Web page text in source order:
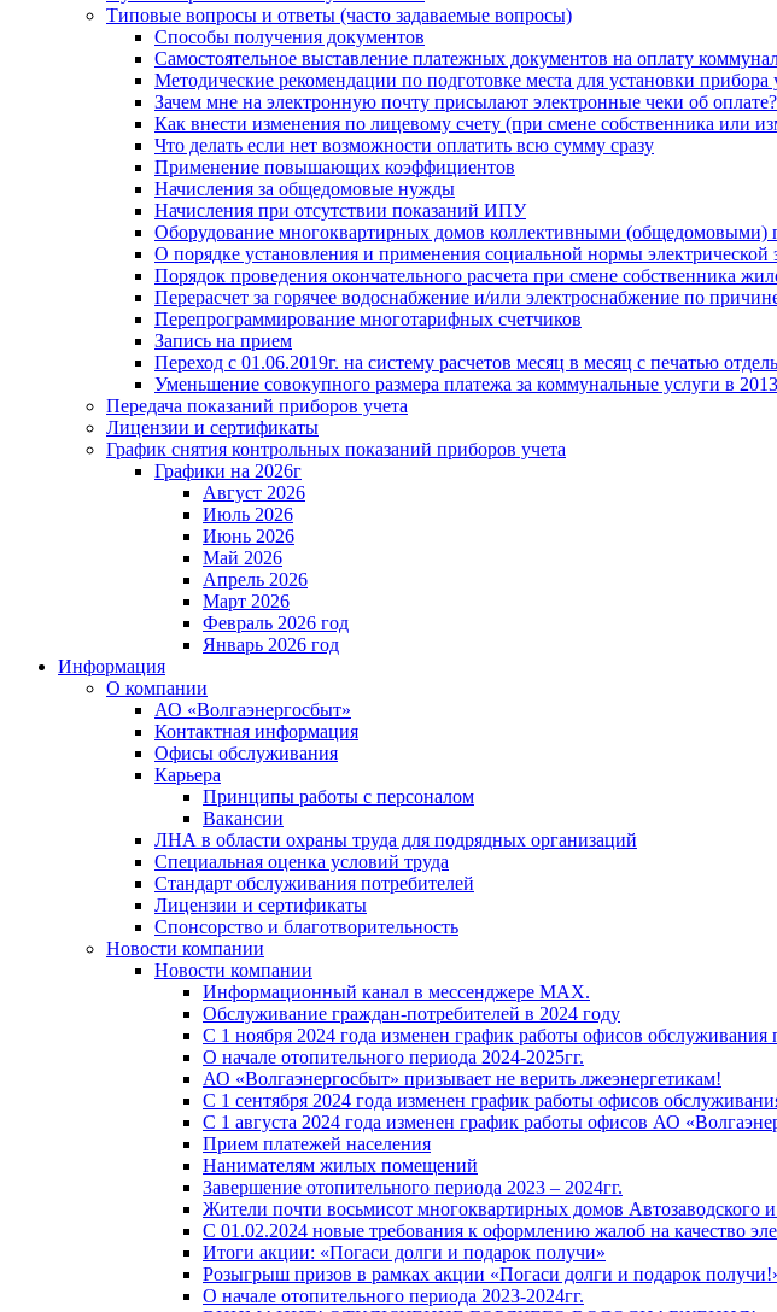
Типовые вопросы и ответы (часто задаваемые вопросы)
Способы получения документов
Самостоятельное выставление платежных документов на оплату
Методические рекомендации по подготовке места для установки прибора
Зачем мне на электронную почту присылают электронные чеки об оплате?
Как внести изменения по лицевому счету (при смене собственника или
Что делать если нет возможности оплатить всю сумму сразу
Применение повышающих коэффициентов
Начисления за общедомовые нужды
Начисления при отсутствии показаний ИПУ
Оборудование многоквартирных домов коллективными (общедомовыми)
О порядке установления и применения социальной нормы электрической
Порядок проведения окончательного расчета при смене собственника
Перерасчет за горячее водоснабжение и/или электроснабжение по
Перепрограммирование многотарифных счетчиков
Запись на прием
Переход с 01.06.2019г. на систему расчетов месяц в месяц с печатью
Уменьшение совокупного размера платежа за коммунальные услуги в
Передача показаний приборов учета
Лицензии и сертификаты
График снятия контрольных показаний приборов учета
Графики на 2026г
Август 2026
Июль 2026
Июнь 2026
Май 2026
Апрель 2026
Март 2026
Февраль 2026 год
Январь 2026 год
Информация
О компании
АО «Волгаэнергосбыт»
Контактная информация
Офисы обслуживания
Карьера
Принципы работы с персоналом
Вакансии
ЛНА в области охраны труда для подрядных организаций
Специальная оценка условий труда
Стандарт обслуживания потребителей
Лицензии и сертификаты
Спонсорство и благотворительность
Новости компании
Новости компании
Информационный канал в мессенджере MAX.
Обслуживание граждан-потребителей в 2024 году
С 1 ноября 2024 года изменен график работы офисов
О начале отопительного периода 2024-2025гг.
АО «Волгаэнергосбыт» призывает не верить лжеэнергетикам!
С 1 сентября 2024 года изменен график работы офисов
С 1 августа 2024 года изменен график работы офисов АО
Прием платежей населения
Нанимателям жилых помещений
Завершение отопительного периода 2023 – 2024гг.
Жители почти восьмисот многоквартирных домов Автозаводского
С 01.02.2024 новые требования к оформлению жалоб на качество
Итоги акции: «Погаси долги и подарок получи»
Розыгрыш призов в рамках акции «Погаси долги и подарок
О начале отопительного периода 2023-2024гг.